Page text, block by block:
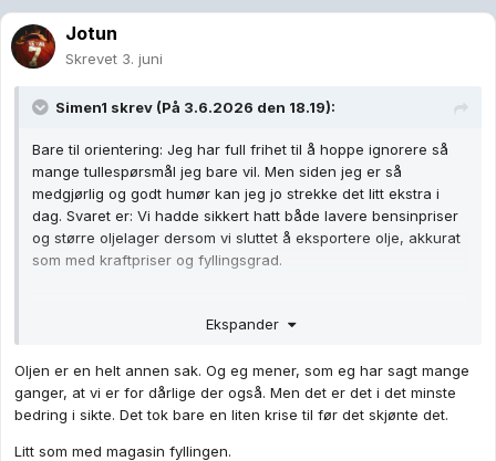
Jotun
Skrevet 3. juni
Simen1 skrev (På 3.6.2026 den 18.19):
Bare til orientering: Jeg har full frihet til å hoppe ignorere så
mange tullespørsmål jeg bare vil. Men siden jeg er så
medgjørlig og godt humør kan jeg jo strekke det litt ekstra i
dag. Svaret er: Vi hadde sikkert hatt både lavere bensinpriser
og større oljelager dersom vi sluttet å eksportere olje, akkurat
som med kraftpriser og fyllingsgrad.
Ekspander
Oljen er en helt annen sak. Og eg mener, som eg har sagt mange
ganger, at vi er for dårlige der også. Men det er det i det minste
bedring i sikte. Det tok bare en liten krise til før det skjønte det.
Litt som med magasin fyllingen.